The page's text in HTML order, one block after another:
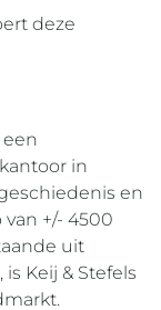
deze
een
in
en
+/- 4500
uit
Keij & Stefels